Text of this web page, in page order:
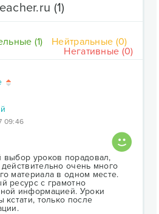
(1)
(1)
Нейтральные (0)
Негативные (0)
09:46
выбор уроков порадовал,
очень много
материала в одном месте.
ресурс с грамотно
информацией. Уроки
кстати, только после